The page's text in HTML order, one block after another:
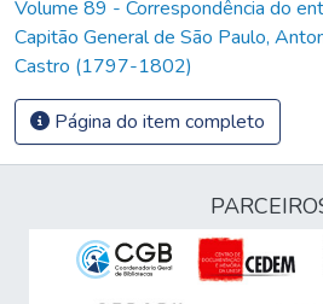
Volume 89 - Correspondência do
Capitão General de São Paulo,
Castro (1797-1802)
Página do item completo